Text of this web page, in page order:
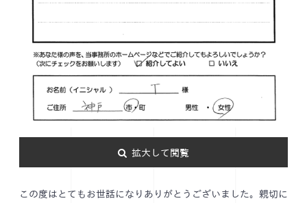
拡大して閲覧
この度はとてもお世話になりありがとうございました。親切に